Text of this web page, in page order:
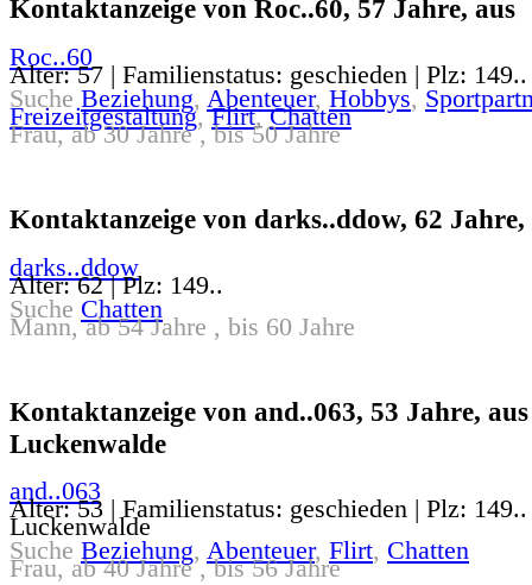
Kontaktanzeige von Roc..60, 57 Jahre, aus
Roc..60
Alter: 57 | Familienstatus: geschieden | Plz: 149..
Suche Beziehung, Abenteuer, Hobbys,
Freizeitgestaltung,Flirt,Chatten
Frau, ab 30 Jahre , bis 50 Jahre
Kontaktanzeige von darks..ddow, 62 Jahre,
darks..ddow
Alter: 62 | Plz: 149..
Suche Chatten
Mann, ab 54 Jahre , bis 60 Jahre
Kontaktanzeige von and..063, 53 Jahre, aus
Luckenwalde
and..063
Alter: 53 | Familienstatus: geschieden | Plz: 149..
Luckenwalde
Suche Beziehung, Abenteuer, Flirt, Chatten
Frau, ab 40 Jahre , bis 56 Jahre